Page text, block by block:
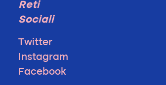
Reti
Sociali
Twitter
Instagram
Facebook